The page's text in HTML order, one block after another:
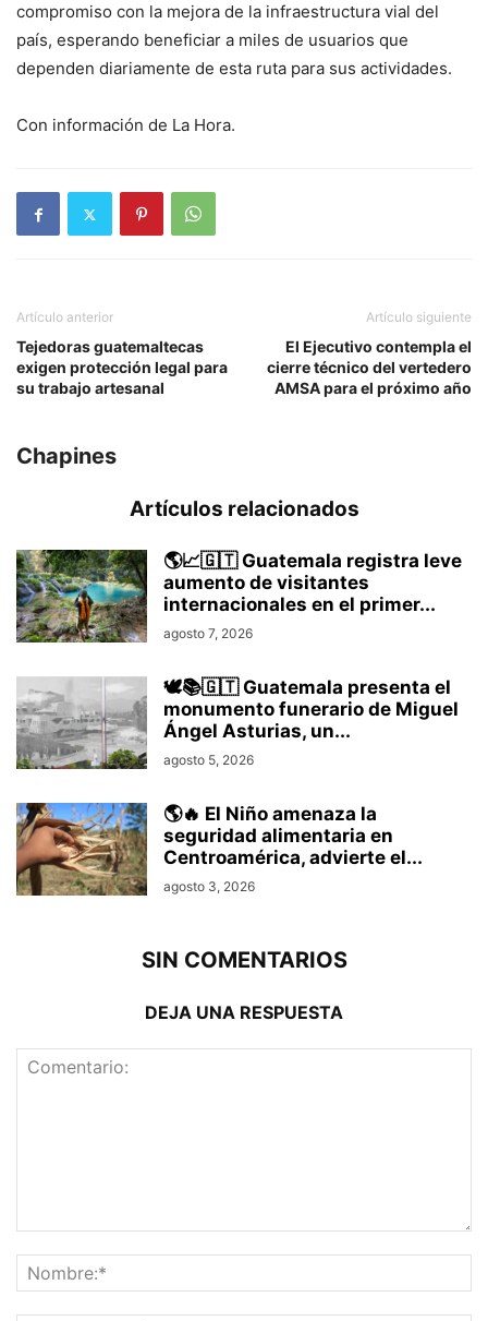
compromiso con la mejora de la infraestructura vial del
país, esperando beneficiar a miles de usuarios que
dependen diariamente de esta ruta para sus actividades.
Con información de La Hora.
Artículo anterior
Tejedoras guatemaltecas
exigen protección legal para
su trabajo artesanal
Artículo siguiente
El Ejecutivo contempla el
cierre técnico del vertedero
AMSA para el próximo año
Chapines
Artículos relacionados
🌎📈🇬🇹 Guatemala registra leve
aumento de visitantes
internacionales en el primer...
agosto 7, 2026
🕊️📚🇬🇹 Guatemala presenta el
monumento funerario de Miguel
Ángel Asturias, un...
agosto 5, 2026
🌎🔥 El Niño amenaza la
seguridad alimentaria en
Centroamérica, advierte el...
agosto 3, 2026
SIN COMENTARIOS
DEJA UNA RESPUESTA